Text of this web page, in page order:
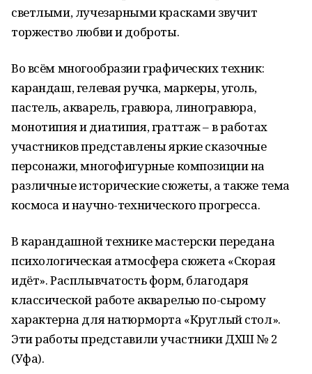
светлыми, лучезарными красками звучит
торжество любви и доброты.
Во всём многообразии графических техник:
карандаш, гелевая ручка, маркеры, уголь,
пастель, акварель, гравюра, линогравюра,
монотипия и диатипия, граттаж – в работах
участников представлены яркие сказочные
персонажи, многофигурные композиции на
различные исторические сюжеты, а также тема
космоса и научно-технического прогресса.
В карандашной технике мастерски передана
психологическая атмосфера сюжета «Скорая
идёт». Расплывчатость форм, благодаря
классической работе акварелью по-сырому
характерна для натюрморта «Круглый стол».
Эти работы представили участники ДХШ № 2
(Уфа).